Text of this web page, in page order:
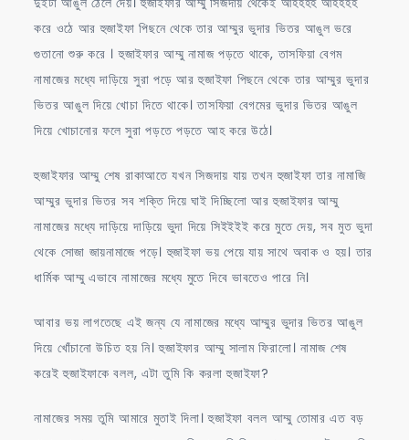
করে ওঠে আর হুজাইফা পিছনে থেকে তার আম্মুর ভুদার ভিতর আঙুল ভরে
গুতানো শুরু করে । হুজাইফার আম্মু নামাজ পড়তে থাকে, তাসফিয়া বেগম
নামাজের মধ্যে দাড়িয়ে সুরা পড়ে আর হুজাইফা পিছনে থেকে তার আম্মুর ভুদার
ভিতর আঙুল দিয়ে খোচা দিতে থাকে। তাসফিয়া বেগমের ভুদার ভিতর আঙুল
দিয়ে খোচানোর ফলে সুরা পড়তে পড়তে আহ করে উঠে।
হুজাইফার আম্মু শেষ রাকাআতে যখন সিজদায় যায় তখন হুজাইফা তার নামাজি
আম্মুর ভুদার ভিতর সব শক্তি দিয়ে ঘাই দিচ্ছিলো আর হুজাইফার আম্মু
নামাজের মধ্যে দাড়িয়ে দাড়িয়ে ভুদা দিয়ে সিইইইই করে মুতে দেয়, সব মুত ভুদা
থেকে সোজা জায়নামাজে পড়ে। হুজাইফা ভয় পেয়ে যায় সাথে অবাক ও হয়। তার
ধার্মিক আম্মু এভাবে নামাজের মধ্যে মুতে দিবে ভাবতেও পারে নি।
আবার ভয় লাগতেছে এই জন্য যে নামাজের মধ্যে আম্মুর ভুদার ভিতর আঙুল
দিয়ে খোঁচানো উচিত হয় নি। হুজাইফার আম্মু সালাম ফিরালো। নামাজ শেষ
করেই হুজাইফাকে বলল, এটা তুমি কি করলা হুজাইফা?
নামাজের সময় তুমি আমারে মুতাই দিলা। হুজাইফা বলল আম্মু তোমার এত বড়